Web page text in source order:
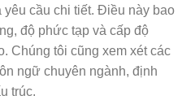
yêu cầu chi tiết. Điều này bao
độ phức tạp và cấp độ
Chúng tôi cũng xem xét các
ngữ chuyên ngành, định
trúc.